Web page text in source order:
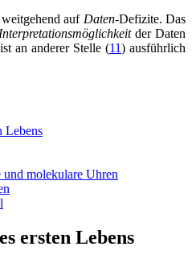
auf Daten-Defizite. Das
Interpretationsmöglichkeitder Daten
an anderer Stelle (11) ausführlich
Lebens
molekulare Uhren
ersten Lebens